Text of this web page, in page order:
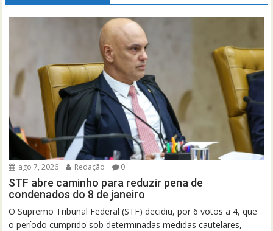
ago 7, 2026 Redação 0
STF abre caminho para reduzir pena de
condenados do 8 de janeiro
O Supremo Tribunal Federal (STF) decidiu, por 6 votos a 4, que
o período cumprido sob determinadas medidas cautelares,